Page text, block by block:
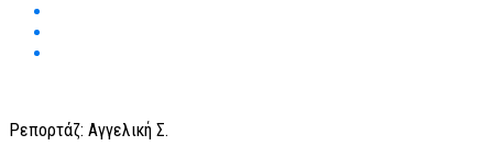
Ρεπορτάζ: Αγγελική Σ.